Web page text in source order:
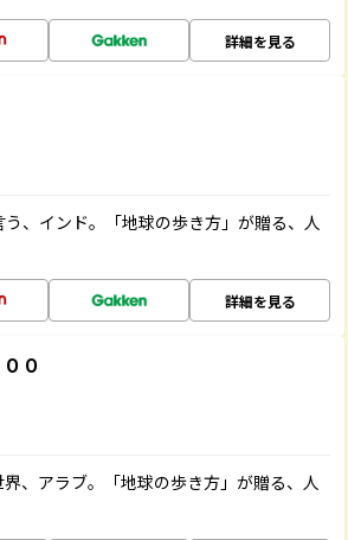
詳細を見る
、インド。「地球の歩き方」が贈る、人
詳細を見る
０
、アラブ。「地球の歩き方」が贈る、人